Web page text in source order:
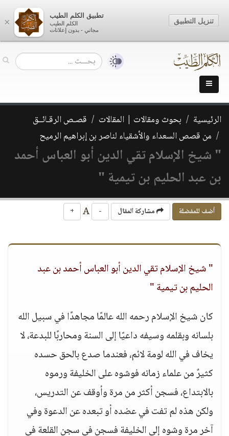
الرئيسية بحوث ومقالات | المقالات
قصـص الرقـائــق
من قصص السعداء والأشقياء لناصر بن إبراهيم الرميح
" شيخ الإسلام تقي الدين أبو العباس أحمد
بن عبد الحليم بن تيمية "
أضف للمفضلة مشاركة المقال -
+
" شيخ الإسلام تقي الدين أبو العباس أحمد بن عبد
الحليم بن تيمية "
كان شيخ الإسلام رحمه الله عالمًا مجاهدًا في سبيل الله
بلسانه وبقلمه وسيفه داعيًا إلى السنة ومحاربًا للبدعة، لا
يخاف في الله لومة لائم، فعندما صدع بالحق حسده
كثيرٌ من علماء زمانه فوشوه على الخليفة ورموه
بالابتداع، فسجن أكثر من مرة وأوقف عن التدريس،
ولكن هذه لم تفت في عضده أو تبعده عن الدعوة وفي
آخر مرة وشوه إلى الخليفة فسجن في سجن القلعة في
×
تطبيق الكلم الطيب
الكلم الطيب
مجاني - بدون إعلانات
تنزيل التطبيق